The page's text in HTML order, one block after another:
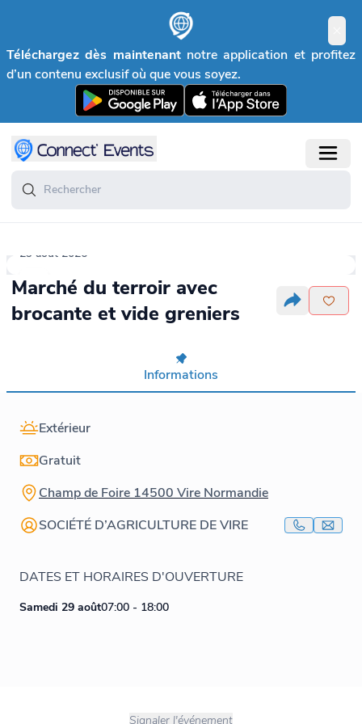
Téléchargez dès maintenant notre application et profitez
d’un contenu exclusif où que vous soyez.
29 août 2026
Marché du terroir avec
brocante et vide greniers
Informations
Extérieur
Gratuit
Champ de Foire 14500 Vire Normandie
SOCIÉTÉ D’AGRICULTURE DE VIRE
DATES ET HORAIRES D'OUVERTURE
Samedi 29 août07:00 - 18:00
Signaler l'événement